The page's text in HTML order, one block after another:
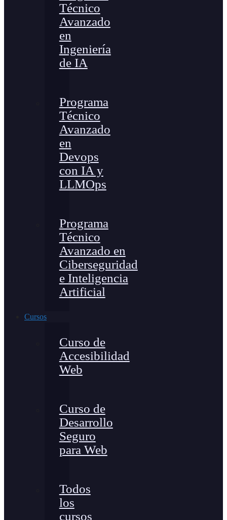
Técnico
Avanzado
en
Ingeniería
de IA
Programa
Técnico
Avanzado
en
Devops
con IA y
LLMOps
Programa
Técnico
Avanzado en
Ciberseguridad
e Inteligencia
Artificial
Cursos
Curso de
Accesibilidad
Web
Curso de
Desarrollo
Seguro
para Web
Todos
los
cursos